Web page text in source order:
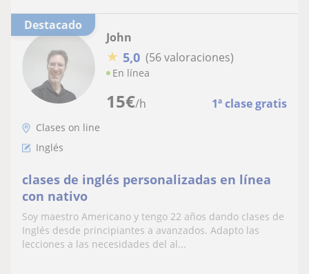
Destacado
15€/h 1ª clase gratis
John
★ 5,0 (56 valoraciones)
En línea
Clases on line
Inglés
clases de inglés personalizadas en línea
con nativo
Soy maestro Americano y tengo 22 años dando clases de
Inglés desde principiantes a avanzados. Adapto las
lecciones a las necesidades del al...